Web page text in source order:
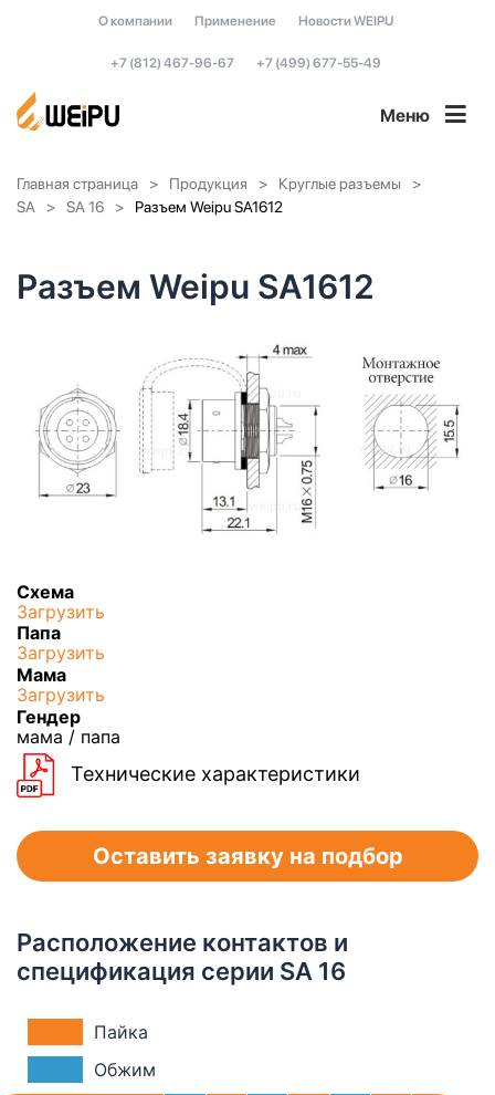
О компании Применение Новости WEIPU
+7 (812) 467-96-67 +7 (499) 677-55-49
Меню
Главная страница Продукция
Круглые разъемы
SA
SA 16 Разъем Weipu SA1612
Разъем Weipu SA1612
Схема
Загрузить
Папа
Загрузить
Мама
Загрузить
Гендер
мама / папа
Технические характеристики
Оставить заявку на подбор
Расположение контактов и
спецификация серии SA 16
Пайка
Обжим